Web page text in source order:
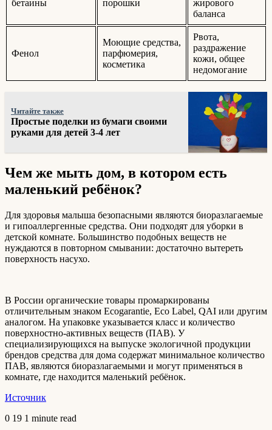
бетаины порошки
жирового
баланса
Фенол
Моющие средства,
парфюмерия,
косметика
Рвота,
раздражение
кожи, общее
недомогание
Читайте также
Простые поделки из бумаги своими
руками для детей 3-4 лет
Чем же мыть дом, в котором есть
маленький ребёнок?
Для здоровья малыша безопасными являются биоразлагаемые
и гипоаллергенные средства. Они подходят для уборки в
детской комнате. Большинство подобных веществ не
нуждаются в повторном смывании: достаточно вытереть
поверхность насухо.
​В России органические товары промаркированы
отличительным знаком Ecogarantie, Eco Label, QAI или другим
аналогом. На упаковке указывается класс и количество
поверхностно-активных веществ (ПАВ). У
специализирующихся на выпуске экологичной продукции
брендов средства для дома содержат минимальное количество
ПАВ, являются биоразлагаемыми и могут применяться в
комнате, где находится маленький ребёнок.
Источник
0 19 1 minute read